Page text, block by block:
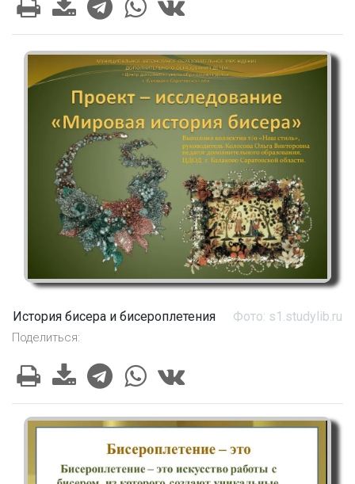
История бисера и бисероплетения Фото: s1.studylib.ru
Поделиться: